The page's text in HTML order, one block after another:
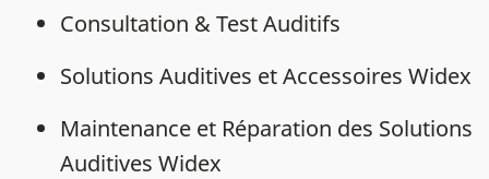
Consultation & Test Auditifs
Solutions Auditives et Accessoires Widex
Maintenance et Réparation des Solutions
Auditives Widex